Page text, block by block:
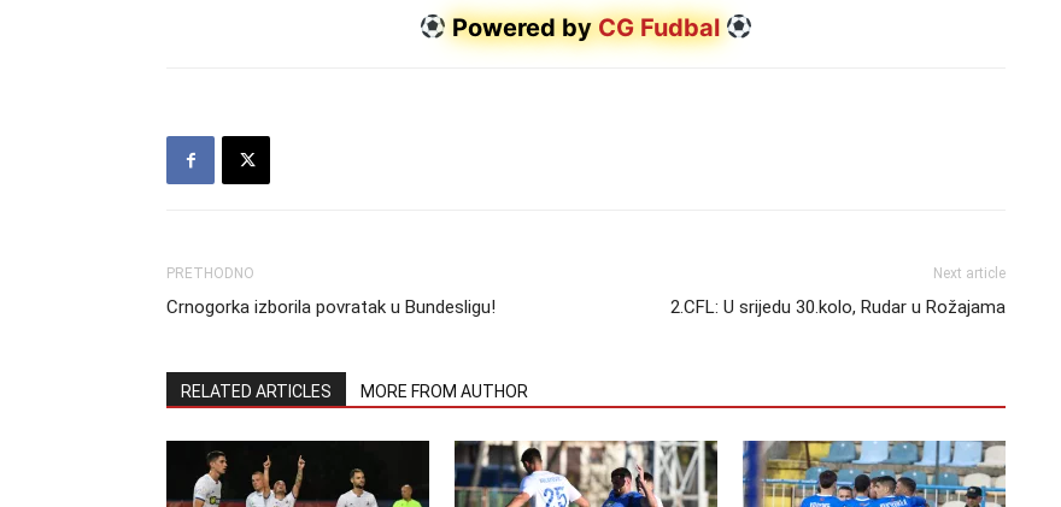
Powered byCG Fudbal
PRETHODNO
Crnogorka izborila povratak u Bundesligu!
Next article
2.CFL: U srijedu 30.kolo, Rudar u Rožajama
RELATED ARTICLES MORE FROM AUTHOR